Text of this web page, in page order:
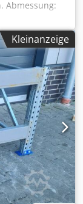
Abmessung:
ca. 800 mm
SSI
enthalten:
sendz.
800 mm Inkl.
sind
grau
mm 04x
verzinkt
Die
Credpfx
vormontiert; -
3 - 5 Werktage.
Kleinanzeige